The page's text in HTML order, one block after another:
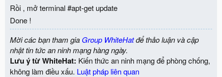
Rồi , mở terminal #apt-get update
Done !
Mời các bạn tham gia Group WhiteHatđể thảo luận và cập
nhật tin tức an ninh mạng hàng ngày.
Lưu ý từ WhiteHat: Kiến thức an ninh mạng để phòng chống,
không làm điều xấu. Luật pháp liên quan